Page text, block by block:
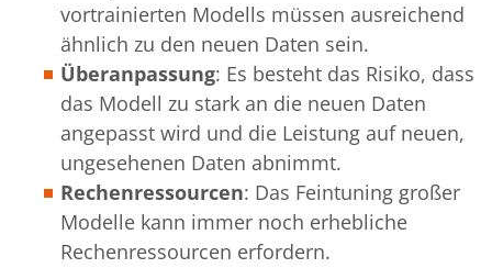
vortrainierten Modells müssen ausreichend
ähnlich zu den neuen Daten sein.
Überanpassung: Es besteht das Risiko, dass
das Modell zu stark an die neuen Daten
angepasst wird und die Leistung auf neuen,
ungesehenen Daten abnimmt.
Rechenressourcen: Das Feintuning großer
Modelle kann immer noch erhebliche
Rechenressourcen erfordern.